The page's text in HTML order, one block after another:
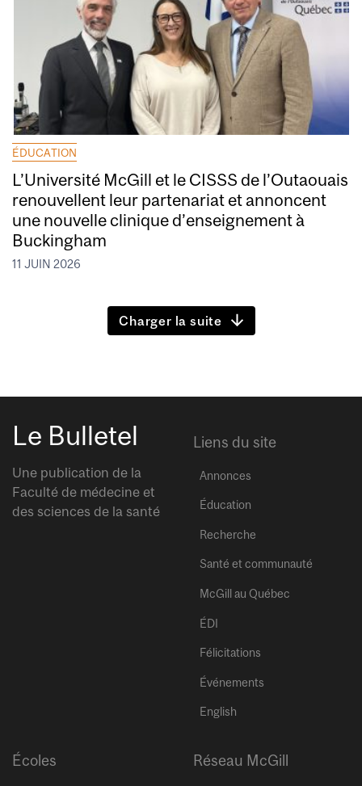
ÉDUCATION
L’Université McGill et le CISSS de l’Outaouais
renouvellent leur partenariat et annoncent
une nouvelle clinique d’enseignement à
Buckingham
11 JUIN 2026
Charger la suite
Le Bulletel
Une publication de la
Faculté de médecine et
des sciences de la santé
Liens du site
Annonces
Éducation
Recherche
Santé et communauté
McGill au Québec
ÉDI
Félicitations
Événements
English
Écoles Réseau McGill